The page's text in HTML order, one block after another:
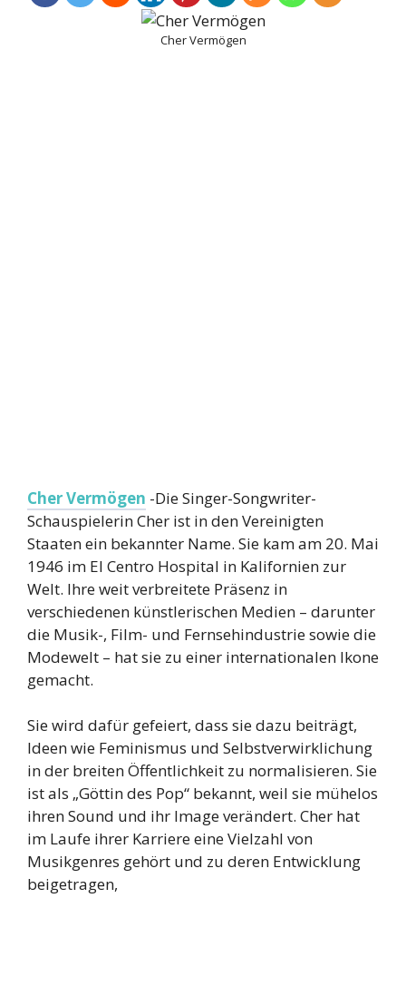
Cher Vermögen
Cher Vermögen -Die Singer-Songwriter-
Schauspielerin Cher ist in den Vereinigten
Staaten ein bekannter Name. Sie kam am 20. Mai
1946 im El Centro Hospital in Kalifornien zur
Welt. Ihre weit verbreitete Präsenz in
verschiedenen künstlerischen Medien – darunter
die Musik-, Film- und Fernsehindustrie sowie die
Modewelt – hat sie zu einer internationalen Ikone
gemacht.
Sie wird dafür gefeiert, dass sie dazu beiträgt,
Ideen wie Feminismus und Selbstverwirklichung
in der breiten Öffentlichkeit zu normalisieren. Sie
ist als „Göttin des Pop“ bekannt, weil sie mühelos
ihren Sound und ihr Image verändert. Cher hat
im Laufe ihrer Karriere eine Vielzahl von
Musikgenres gehört und zu deren Entwicklung
beigetragen,